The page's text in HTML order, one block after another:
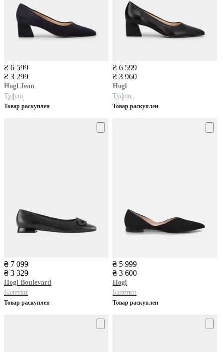
₴ 6 599
₴ 3 299
Hogl Jean
Туфли
Товар раскуплен
₴ 6 599
₴ 3 960
Hogl
Туфли
Товар раскуплен
₴ 7 099
₴ 3 329
Hogl Boulevard
Балетки
Товар раскуплен
₴ 5 999
₴ 3 600
Hogl
Балетки
Товар раскуплен